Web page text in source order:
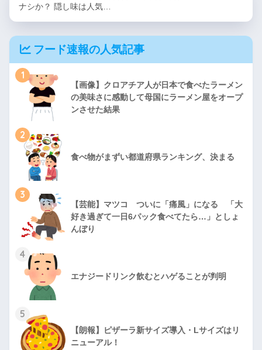
ナシか？ 隠し味は人気…
フード速報の人気記事
1
【画像】クロアチア人が日本で食べたラーメン
の美味さに感動して母国にラーメン屋をオープ
ンさせた結果
2
食べ物がまずい都道府県ランキング、決まる
3
【芸能】マツコ ついに「痛風」になる 「大
好き過ぎて一日6パック食べてたら…」としょ
んぼり
4
エナジードリンク飲むとハゲることが判明
5
【朗報】ピザーラ新サイズ導入・Lサイズはリ
ニューアル！